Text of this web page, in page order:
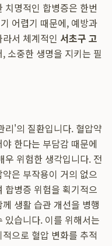
치명적인 합병증은 한번
어렵기 때문에, 예방과
서 체계적인 서초구 고
소중한 생명을 지키는 필
리'의 질환입니다. 혈압약
한다는 부담감 때문에
우 위험한 생각입니다. 전
은 부작용이 거의 없으
합병증 위험을 획기적으
생활 습관 개선을 병행
있습니다. 이를 위해서는
으로 혈압 변화를 추적